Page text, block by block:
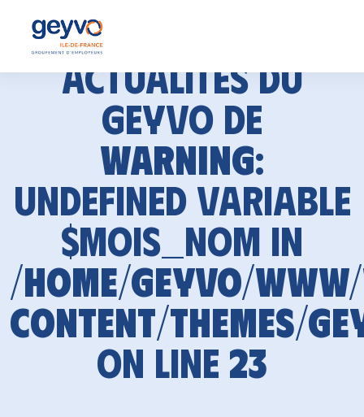
Actualités du
GEYVO de
Warning:
Undefined variable
$mois_nom in
/home/geyvo/
content/themes/
on line 23